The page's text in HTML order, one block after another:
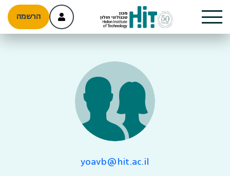
הרשמה
yoavb@hit.ac.il